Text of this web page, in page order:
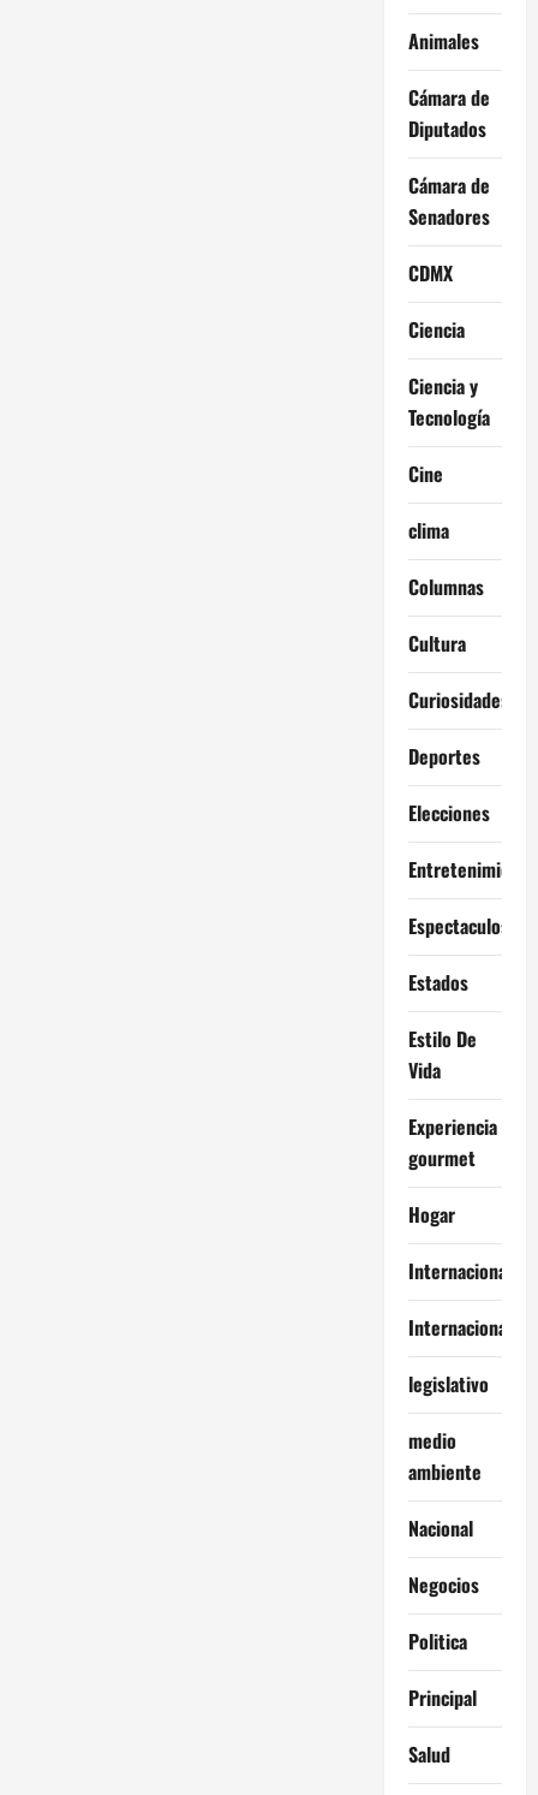
Animales
Cámara de
Diputados
Cámara de
Senadores
CDMX
Ciencia
Ciencia y
Tecnología
Cine
clima
Columnas
Cultura
Curiosidades
Deportes
Elecciones
Entretenimiento
Espectaculos
Estados
Estilo De
Vida
Experiencia
gourmet
Hogar
Internacional
Internacionales
legislativo
medio
ambiente
Nacional
Negocios
Politica
Principal
Salud